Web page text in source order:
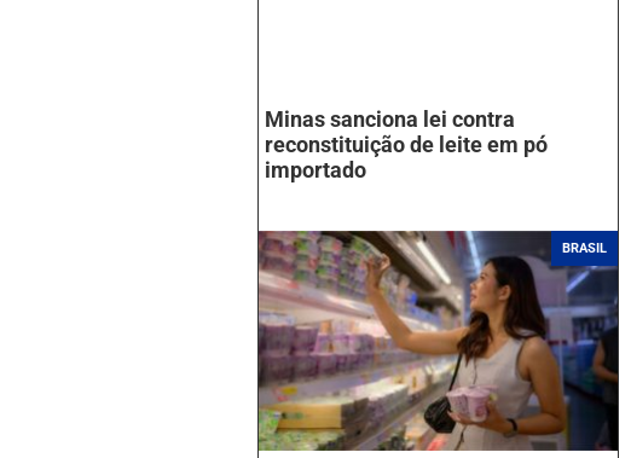
Minas sanciona lei contra
reconstituição de leite em pó
importado
BRASIL